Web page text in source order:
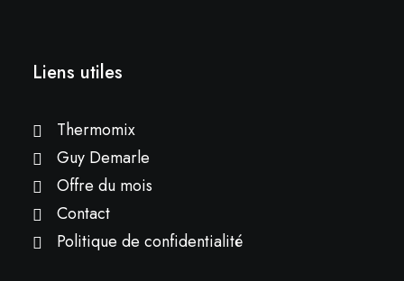
Liens utiles
Thermomix
Guy Demarle
Offre du mois
Contact
Politique de confidentialité